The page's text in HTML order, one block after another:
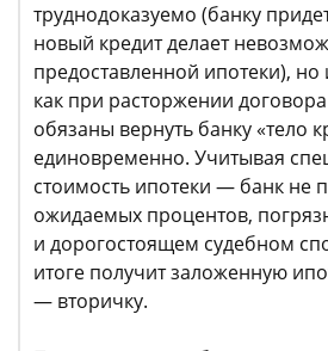
труднодоказуемо (банку
новый кредит делает
предоставленной ипотеки), но
как при расторжении
обязаны вернуть банку «тело
единовременно. Учитывая
стоимость ипотеки — банк не
ожидаемых процентов,
и дорогостоящем судебном
итоге получит заложенную
— вторичку.